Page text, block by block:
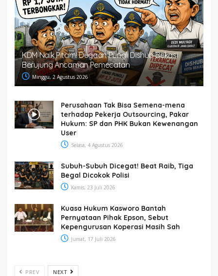
KDM Naik Pitam! Dugaan Pungli Dishub Bekasi
Berujung Ancaman Pemecatan
Minggu, 2 Agustus 2026
Perusahaan Tak Bisa Semena-mena
terhadap Pekerja Outsourcing, Pakar
Hukum: SP dan PHK Bukan Kewenangan
User
Selasa, 4 Agustus 2026
Subuh-Subuh Dicegat! Beat Raib, Tiga
Begal Dicokok Polisi
Kamis, 23 Juli 2026
Kuasa Hukum Kasworo Bantah
Pernyataan Pihak Epson, Sebut
Kepengurusan Koperasi Masih Sah
Jumat, 17 Juli 2026
PREV NEXT